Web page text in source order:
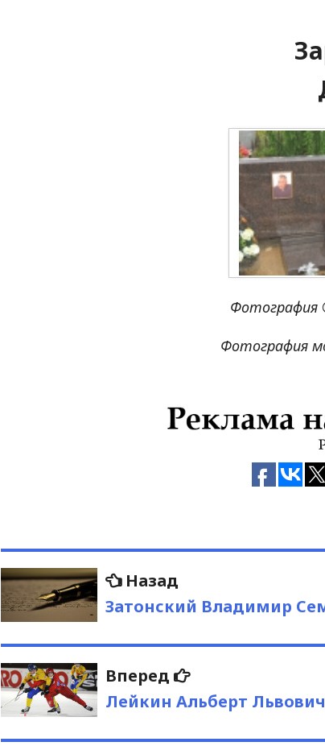
Фотография
Фотография
Навигация
по
записям
Назад
запись:
Затонский Владимир
Вперед
Следующая
запись:
Лейкин Альберт Львович